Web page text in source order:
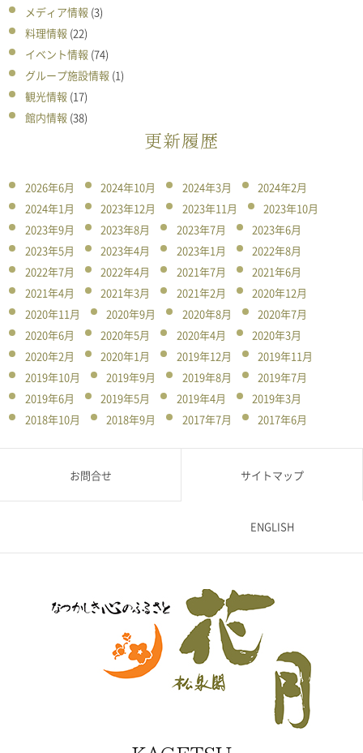
メディア情報 (3)
料理情報 (22)
イベント情報 (74)
グループ施設情報 (1)
観光情報 (17)
館内情報 (38)
更新履歴
2026年6月 2024年10月 2024年3月
2024年2月
2024年1月
2023年12月 2023年11月
2023年10月
2023年9月
2023年8月 2023年7月
2023年6月
2023年5月
2023年4月 2023年1月
2022年8月
2022年7月
2022年4月 2021年7月
2021年6月
2021年4月
2021年3月 2021年2月
2020年12月
2020年11月
2020年9月 2020年8月
2020年7月
2020年6月
2020年5月 2020年4月
2020年3月
2020年2月
2020年1月 2019年12月
2019年11月
2019年10月
2019年9月 2019年8月
2019年7月
2019年6月
2019年5月 2019年4月
2019年3月
2018年10月
2018年9月 2017年7月 2017年6月
お問合せ サイトマップ
ENGLISH